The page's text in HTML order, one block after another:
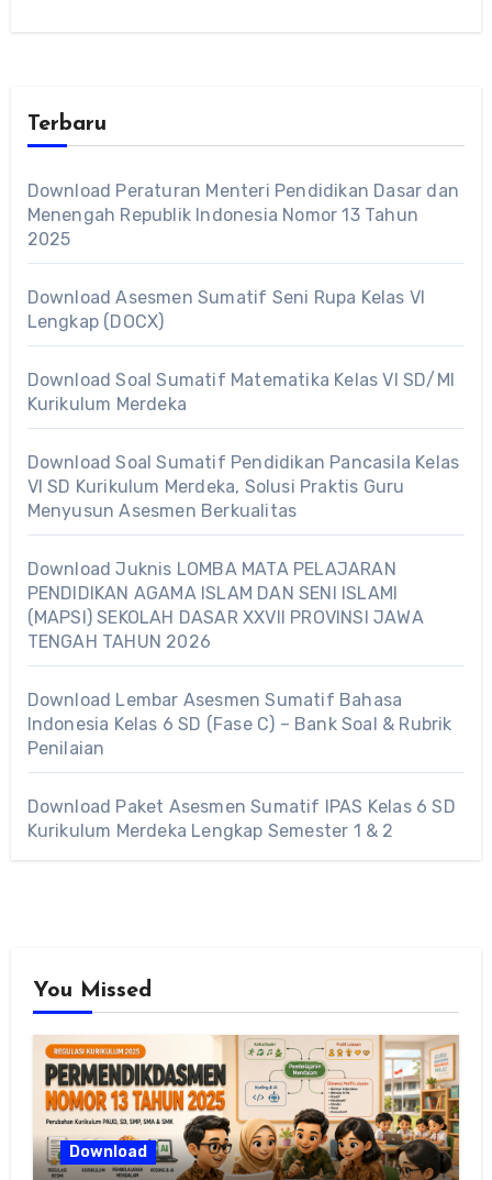
Terbaru
Download Peraturan Menteri Pendidikan Dasar dan
Menengah Republik Indonesia Nomor 13 Tahun
2025
Download Asesmen Sumatif Seni Rupa Kelas VI
Lengkap (DOCX)
Download Soal Sumatif Matematika Kelas VI SD/MI
Kurikulum Merdeka
Download Soal Sumatif Pendidikan Pancasila Kelas
VI SD Kurikulum Merdeka, Solusi Praktis Guru
Menyusun Asesmen Berkualitas
Download Juknis LOMBA MATA PELAJARAN
PENDIDIKAN AGAMA ISLAM DAN SENI ISLAMI
(MAPSI) SEKOLAH DASAR XXVII PROVINSI JAWA
TENGAH TAHUN 2026
Download Lembar Asesmen Sumatif Bahasa
Indonesia Kelas 6 SD (Fase C) – Bank Soal & Rubrik
Penilaian
Download Paket Asesmen Sumatif IPAS Kelas 6 SD
Kurikulum Merdeka Lengkap Semester 1 & 2
You Missed
Download